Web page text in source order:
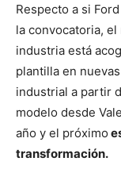
Respecto a si
la convocatoria,
industria está
plantilla en
industrial a partir
modelo desde
año y el próximo
transformación.